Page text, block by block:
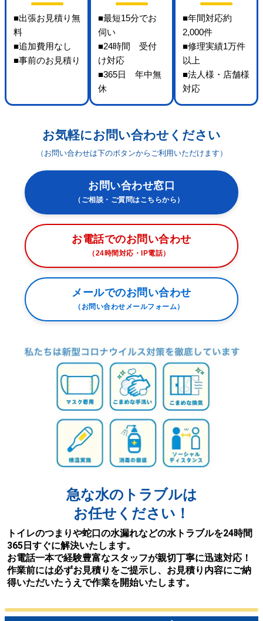
■出張お見積り無
料
■追加費用なし
■事前のお見積り
■最短15分でお
伺い
■24時間 受付
け対応
■365日 年中無
休
■年間対応約
2,000件
■修理実績1万件
以上
■法人様・店舗様
対応
お気軽にお問い合わせください
（お問い合わせは下のボタンからご利用いただけます）
お問い合わせ窓口
（ご相談・ご質問はこちらから）
お電話でのお問い合わせ
（24時間対応・IP電話）
メールでのお問い合わせ
（お問い合わせメールフォーム）
急な水のトラブルは
お任せください！
トイレのつまりや蛇口の水漏れなどの水トラブルを24時間
365日すぐに解決いたします。
お電話一本で経験豊富なスタッフが親切丁寧に迅速対応！
作業前には必ずお見積りをご提示し、お見積り内容にご納
得いただいたうえで作業を開始いたします。